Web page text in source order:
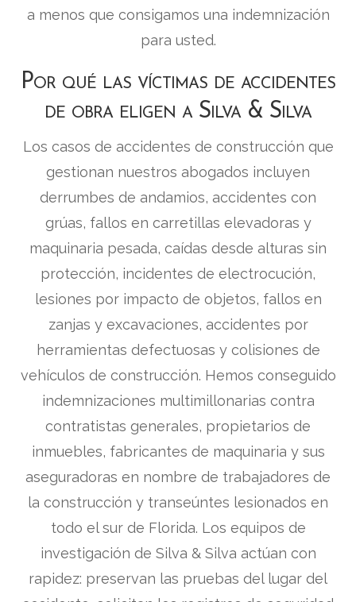
a menos que consigamos una indemnización
para usted.
Por qué las víctimas de accidentes
de obra eligen a Silva & Silva
Los casos de accidentes de construcción que
gestionan nuestros abogados incluyen
derrumbes de andamios, accidentes con
grúas, fallos en carretillas elevadoras y
maquinaria pesada, caídas desde alturas sin
protección, incidentes de electrocución,
lesiones por impacto de objetos, fallos en
zanjas y excavaciones, accidentes por
herramientas defectuosas y colisiones de
vehículos de construcción. Hemos conseguido
indemnizaciones multimillonarias contra
contratistas generales, propietarios de
inmuebles, fabricantes de maquinaria y sus
aseguradoras en nombre de trabajadores de
la construcción y transeúntes lesionados en
todo el sur de Florida. Los equipos de
investigación de Silva & Silva actúan con
rapidez: preservan las pruebas del lugar del